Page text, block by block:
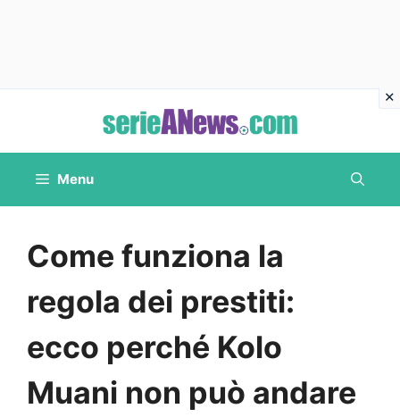
contenuto
Menu
Come funziona la
regola dei prestiti:
ecco perché Kolo
Muani non può andare